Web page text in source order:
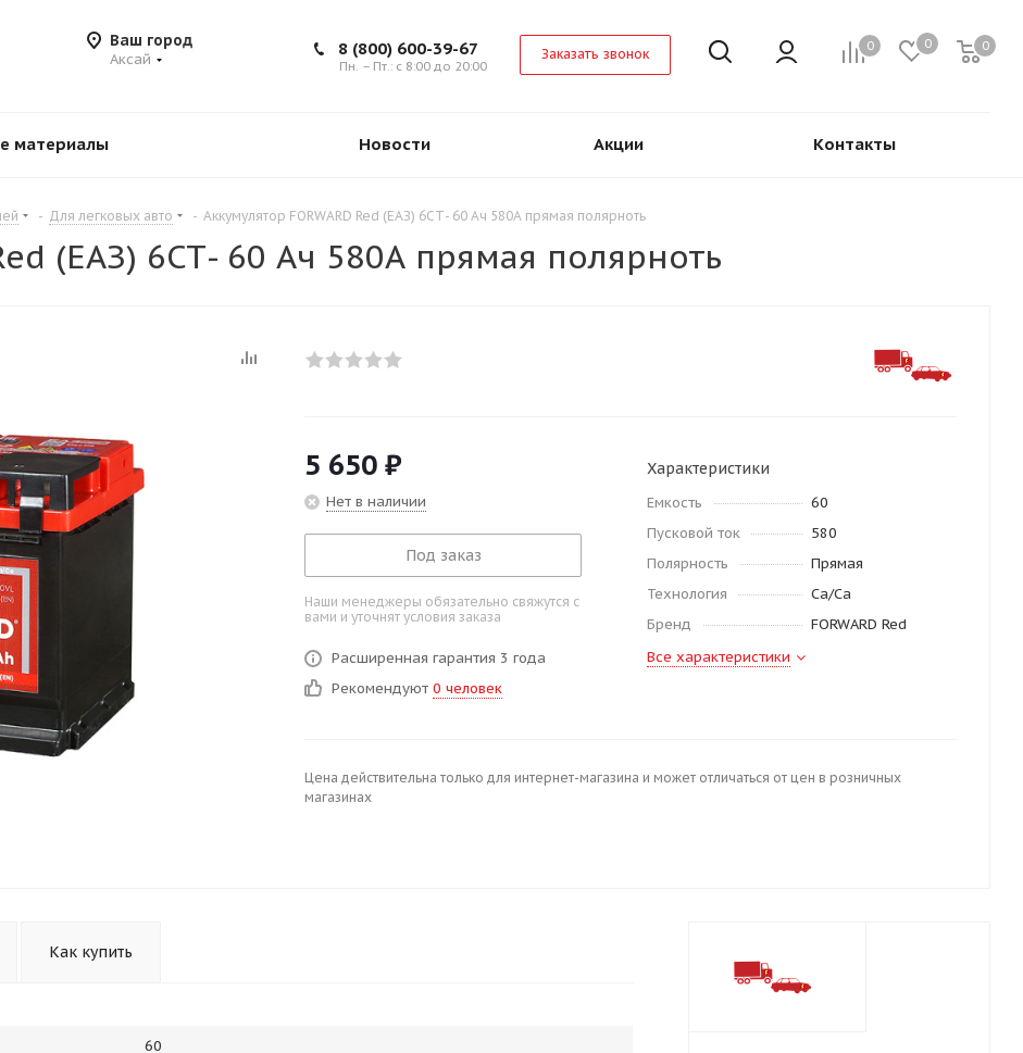
Ваш город
Аксай
0 0 0
8 (800) 600-39-67
Пн. – Пт.: с 8:00 до 20:00
Заказать звонок
материалы Новости Акции Контакты
- Для легковых авто - Аккумулятор FORWARD Red (ЕАЗ) 6СТ- 60 Ач 580А прямая полярноть
(ЕАЗ) 6СТ- 60 Ач 580А прямая полярноть
5 650 ₽
Нет в наличии
Под заказ
Наши менеджеры обязательно свяжутся с
вами и уточнят условия заказа
Расширенная гарантия 3 года
Рекомендуют 0 человек
Характеристики
Емкость
60
Пусковой ток
580
Полярность
Прямая
Технология
Ca/Ca
Бренд
FORWARD Red
Все характеристики
Цена действительна только для интернет-магазина и может отличаться от цен в розничных
магазинах
Как купить
60